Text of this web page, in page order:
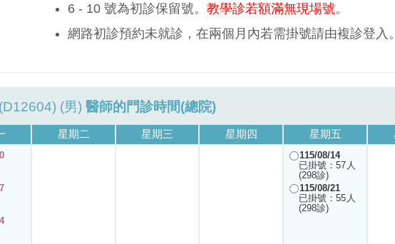
6 - 10 號為初診保留號。 教學診若額滿無現場號。
網路初診預約未就診，在兩個月內若需掛號請由複診登入。